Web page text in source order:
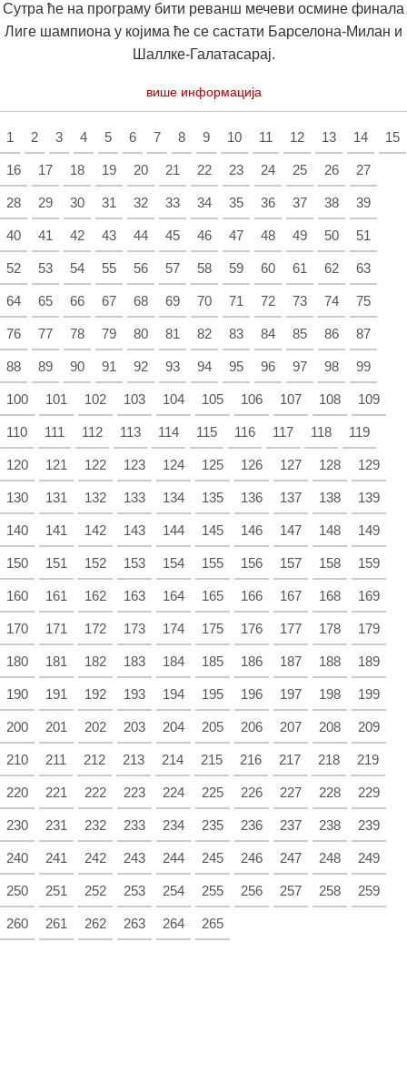
Сутра ће на програму бити реванш мечеви осмине финала
Лиге шампиона у којима ће се састати Барселона-Милан и
Шаллке-Галатасарај.
више информација
1 2 3 4 5 6 7 8 9 10 11 12 13 14 15
16 17 18 19 20 21 22 23 24 25 26 27
28 29 30 31 32 33 34 35 36 37 38 39
40 41 42 43 44 45 46 47 48 49 50 51
52 53 54 55 56 57 58 59 60 61 62 63
64 65 66 67 68 69 70 71 72 73 74 75
76 77 78 79 80 81 82 83 84 85 86 87
88 89 90 91 92 93 94 95 96 97 98 99
100 101 102 103 104 105 106 107 108 109
110 111 112 113 114 115 116 117 118 119
120 121 122 123 124 125 126 127 128 129
130 131 132 133 134 135 136 137 138 139
140 141 142 143 144 145 146 147 148 149
150 151 152 153 154 155 156 157 158 159
160 161 162 163 164 165 166 167 168 169
170 171 172 173 174 175 176 177 178 179
180 181 182 183 184 185 186 187 188 189
190 191 192 193 194 195 196 197 198 199
200 201 202 203 204 205 206 207 208 209
210 211 212 213 214 215 216 217 218 219
220 221 222 223 224 225 226 227 228 229
230 231 232 233 234 235 236 237 238 239
240 241 242 243 244 245 246 247 248 249
250 251 252 253 254 255 256 257 258 259
260 261 262 263 264 265